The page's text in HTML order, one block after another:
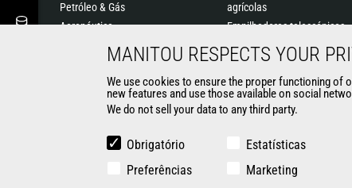
Petróleo & Gás
Aeronáutica
Meio Ambiente
Alugadores
agrícolas
Empilhadores telescópicos
rotativos
Pás carregadoras
articuladas
Plataformas elevatórias
Empilhadores embarcados
Carregadoras compactas
MANITOU RESPECTS YOUR
We use cookies to ensure the proper functioning of
new features and use those available on social
We do not sell your data to any third party.
Obrigatório
Estatísticas
Preferências
Marketing